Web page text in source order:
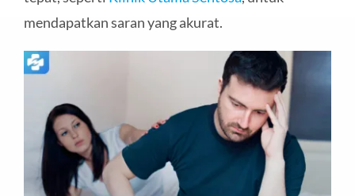
mendapatkan saran yang akurat.